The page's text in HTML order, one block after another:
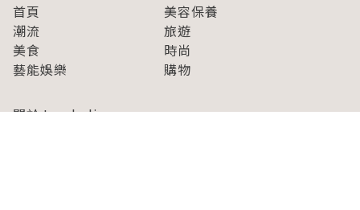
首頁
美容保養
潮流
旅遊
美食
時尚
藝能娛樂
購物
關於Japaholic